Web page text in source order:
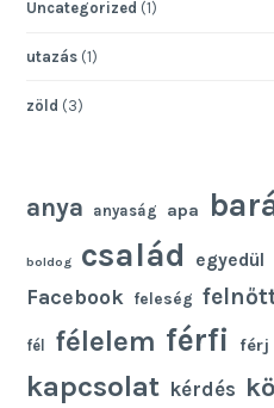
Uncategorized (1)
utazás (1)
zöld (3)
anya anyaság apa
boldog család egyedül
Facebook feleség
fél félelem férfi férj
kapcsolat kérdés